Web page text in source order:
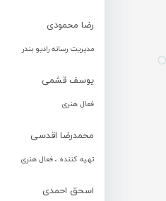
رضا محمودی
مدیریت رسانه رادیو بندر
یوسف قشمی
فعال هنری
محمدرضا اقدسی
تهیه کننده ، فعال هنری
اسحق احمدی